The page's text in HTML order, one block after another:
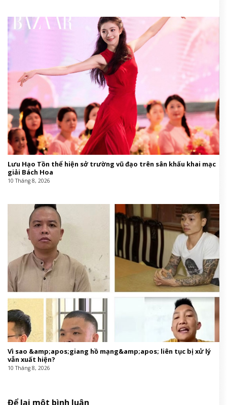
Lưu Hạo Tồn thể hiện sở trường vũ đạo trên sân khấu khai mạc
giải Bách Hoa
10 Tháng 8, 2026
Vì sao &amp;apos;giang hồ mạng&amp;apos; liên tục bị xử lý
vẫn xuất hiện?
10 Tháng 8, 2026
Để lại một bình luận